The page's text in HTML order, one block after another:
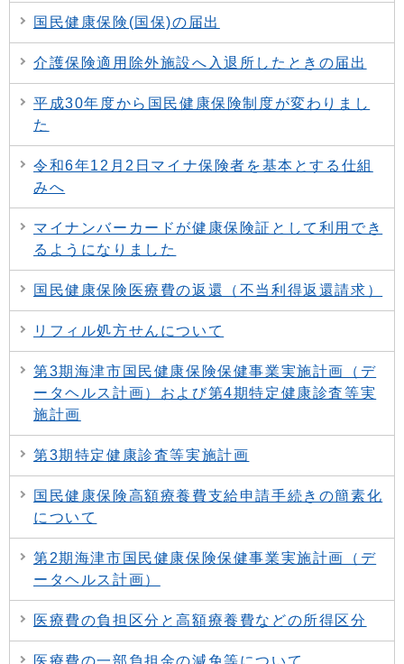
国民健康保険(国保)の届出
介護保険適用除外施設へ入退所したときの届出
平成30年度から国民健康保険制度が変わりまし
た
令和6年12月2日マイナ保険者を基本とする仕組
みへ
マイナンバーカードが健康保険証として利用でき
るようになりました
国民健康保険医療費の返還（不当利得返還請求）
リフィル処方せんについて
第3期海津市国民健康保険保健事業実施計画（デ
ータヘルス計画）および第4期特定健康診査等実
施計画
第3期特定健康診査等実施計画
国民健康保険高額療養費支給申請手続きの簡素化
について
第2期海津市国民健康保険保健事業実施計画（デ
ータヘルス計画）
医療費の負担区分と高額療養費などの所得区分
医療費の一部負担金の減免等について